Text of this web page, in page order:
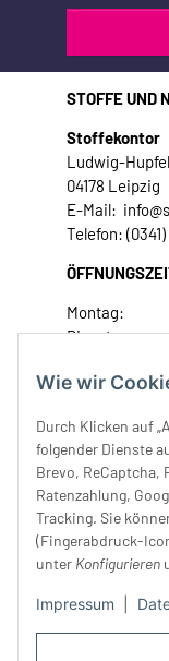
Wie wir
Durch Klicken auf
folgender Dienste
Brevo, ReCaptcha,
Ratenzahlung,
Tracking. Sie
(Fingerabdruck-
unter Konfigurieren
Impressum
STOFFE UND
Stoffekontor
Ludwig-
04178 Leipzig
E-Mail:
Telefon:
Montag:
Dienstag:
Donnerstag:
Samstag:
Unser Service
Rechtliches